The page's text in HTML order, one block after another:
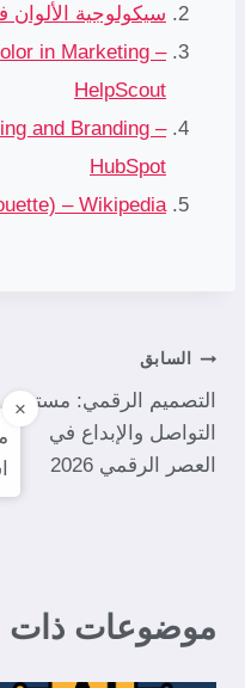
سيكولوجية
in Marketing –
HelpScout
and Branding –
HubSpot
– Wikipedia
السابق
التصميم الرقمي: مستقبل
التواصل والإبداع في
العصر الرقمي 2026
موضوعات ذات
×